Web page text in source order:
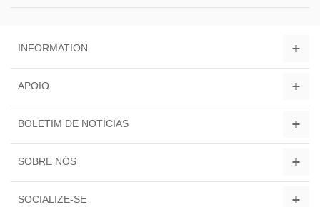
INFORMATION
APOIO
BOLETIM DE NOTÍCIAS
SOBRE NÓS
SOCIALIZE-SE